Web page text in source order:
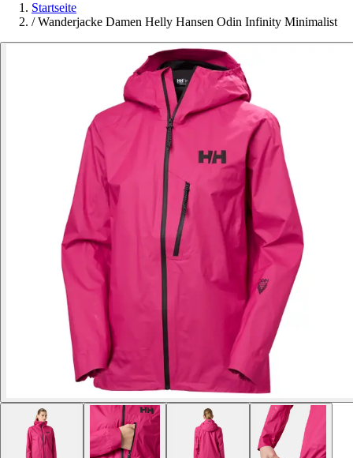
Startseite
/ Wanderjacke Damen Helly Hansen Odin Infinity Minimalist